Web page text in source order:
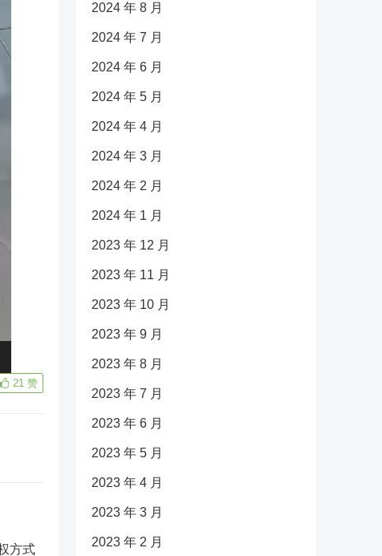
21 赞
2024 年 8 月
2024 年 7 月
2024 年 6 月
2024 年 5 月
2024 年 4 月
2024 年 3 月
2024 年 2 月
2024 年 1 月
2023 年 12 月
2023 年 11 月
2023 年 10 月
2023 年 9 月
2023 年 8 月
2023 年 7 月
2023 年 6 月
2023 年 5 月
2023 年 4 月
2023 年 3 月
2023 年 2 月